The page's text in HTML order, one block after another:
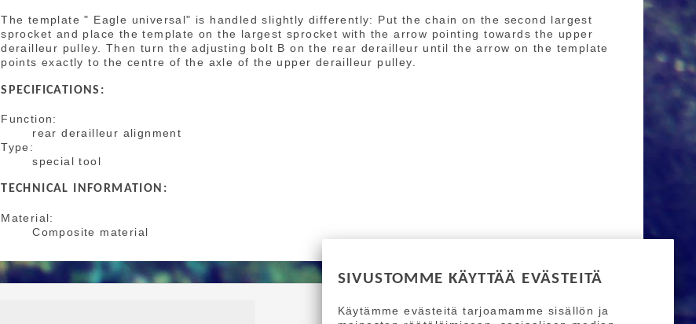
SIVUSTOMME KÄYTTÄÄ EVÄSTEITÄ
Käytämme evästeitä tarjoamamme sisällön ja
The template " Eagle universal" is handled slightly differently: Put the chain on the second largest
sprocket and place the template on the largest sprocket with the arrow pointing towards the upper
derailleur pulley. Then turn the adjusting bolt B on the rear derailleur until the arrow on the template
points exactly to the centre of the axle of the upper derailleur pulley.
SPECIFICATIONS:
Function:
rear derailleur alignment
Type:
special tool
TECHNICAL INFORMATION:
Material:
Composite material